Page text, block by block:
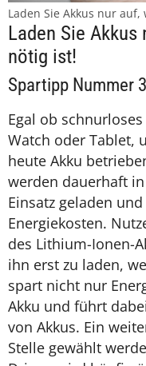
Laden Sie Akkus nur
Laden Sie
nötig ist!
Spartipp Nummer
Egal ob
Watch oder Tablet,
heute Akku
werden dauerhaft
Einsatz geladen
Energiekosten.
des Lithium-Ionen-
ihn erst zu laden,
spart nicht nur
Akku und führt
von Akkus. Ein
Stelle gewählt